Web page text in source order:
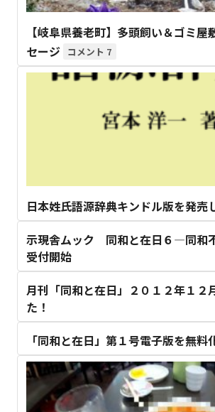
【岐阜県養老町】多頭飼い＆ゴミ屋
セージ
7
日本姓氏語源辞典キンドル版を発売
示現舎ムック 同和と在日６―同和
受付開始
月刊「同和と在日」２０１２年１２
た！
「同和と在日」第１号電子版を無料